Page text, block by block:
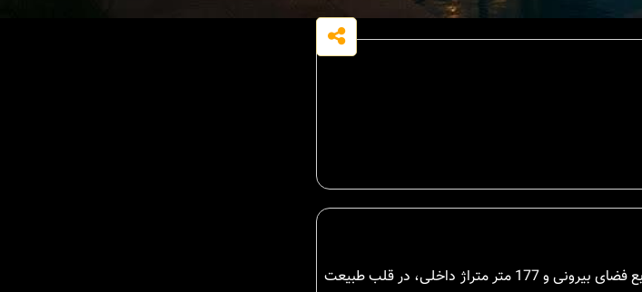
باز بوی جنگل را از پنجره های ویلا در شمال خود بیشتر از همیشه تجربه کنید. این ویلا با 220 متر مربع فضای بیرونی و 177 متر متراژ داخلی، در قلب طبیعت